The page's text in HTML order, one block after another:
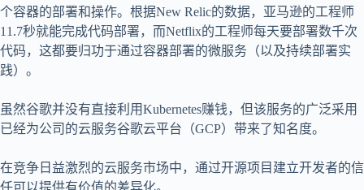
个容器的部署和操作。根据New Relic的数据，亚马逊的工程师
11.7秒就能完成代码部署，而Netflix的工程师每天要部署数千次
代码，这都要归功于通过容器部署的微服务（以及持续部署实
践）。
虽然谷歌并没有直接利用Kubernetes赚钱，但该服务的广泛采用
已经为公司的云服务谷歌云平台（GCP）带来了知名度。
在竞争日益激烈的云服务市场中，通过开源项目建立开发者的信
任可以提供有价值的差异化。